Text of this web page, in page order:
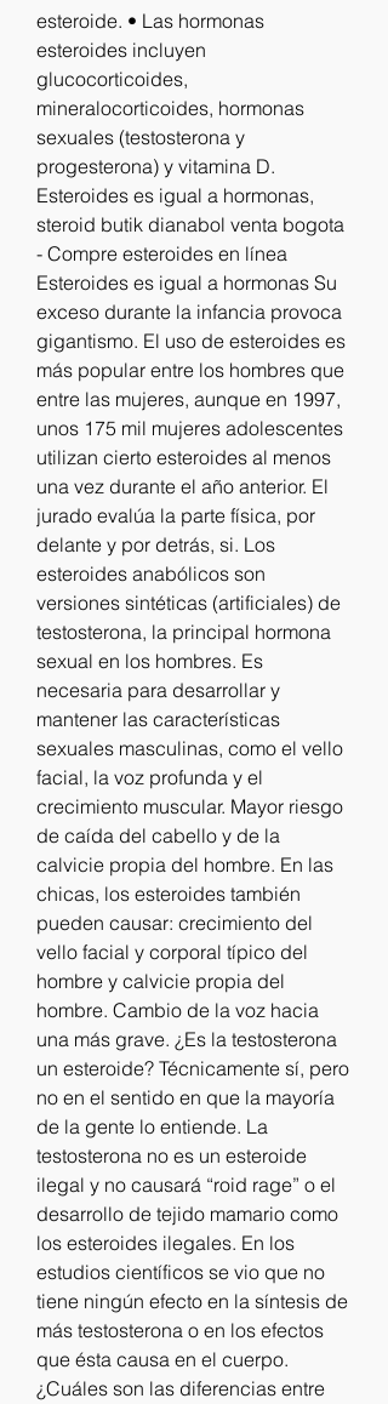
esteroide. • Las hormonas
esteroides incluyen
glucocorticoides,
mineralocorticoides, hormonas
sexuales (testosterona y
progesterona) y vitamina D.
Esteroides es igual a hormonas,
steroid butik dianabol venta bogota
- Compre esteroides en línea
Esteroides es igual a hormonas Su
exceso durante la infancia provoca
gigantismo. El uso de esteroides es
más popular entre los hombres que
entre las mujeres, aunque en 1997,
unos 175 mil mujeres adolescentes
utilizan cierto esteroides al menos
una vez durante el año anterior. El
jurado evalúa la parte física, por
delante y por detrás, si. Los
esteroides anabólicos son
versiones sintéticas (artificiales) de
testosterona, la principal hormona
sexual en los hombres. Es
necesaria para desarrollar y
mantener las características
sexuales masculinas, como el vello
facial, la voz profunda y el
crecimiento muscular. Mayor riesgo
de caída del cabello y de la
calvicie propia del hombre. En las
chicas, los esteroides también
pueden causar: crecimiento del
vello facial y corporal típico del
hombre y calvicie propia del
hombre. Cambio de la voz hacia
una más grave. ¿Es la testosterona
un esteroide? Técnicamente sí, pero
no en el sentido en que la mayoría
de la gente lo entiende. La
testosterona no es un esteroide
ilegal y no causará “roid rage” o el
desarrollo de tejido mamario como
los esteroides ilegales. En los
estudios científicos se vio que no
tiene ningún efecto en la síntesis de
más testosterona o en los efectos
que ésta causa en el cuerpo.
¿Cuáles son las diferencias entre